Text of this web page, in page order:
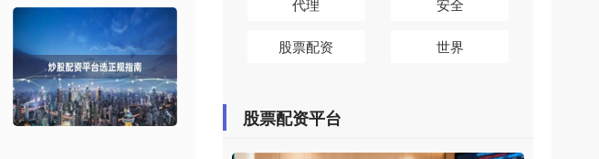
代理 安全
股票配资 世界
股票配资平台